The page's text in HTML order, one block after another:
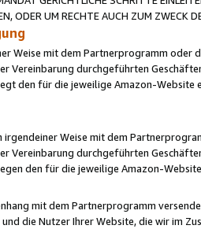
ODER UM RECHTE AUCH ZUM ZWECK
Weise mit dem Partnerprogramm oder
Vereinbarung durchgeführten
den für die jeweilige Amazon-
Weise mit dem
Vereinbarung durchgeführten
den für die jeweilige Amazon-
mit dem Partnerprogramm
die Nutzer Ihrer Website, die wir im